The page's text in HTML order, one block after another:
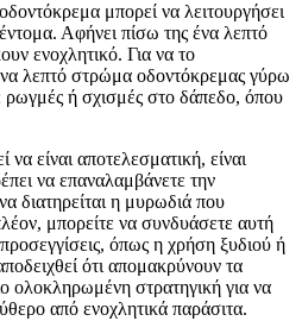
μπορεί να λειτουργήσει
Αφήνει πίσω της ένα λεπτό
ενοχλητικό. Για να το
λεπτό στρώμα οδοντόκρεμας γύρω
ή σχισμές στο δάπεδο, όπου
είναι αποτελεσματική, είναι
να επαναλαμβάνετε την
διατηρείται η μυρωδιά που
μπορείτε να συνδυάσετε αυτή
όπως η χρήση ξυδιού ή
ότι απομακρύνουν τα
ολοκληρωμένη στρατηγική για να
από ενοχλητικά παράσιτα.